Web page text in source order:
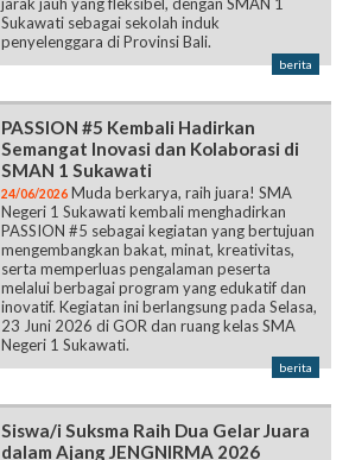
Sukawati sebagai sekolah induk
penyelenggara di Provinsi Bali.
berita
PASSION #5 Kembali Hadirkan
Semangat Inovasi dan Kolaborasi di
SMAN 1 Sukawati
24/06/2026 Muda berkarya, raih juara! SMA
Negeri 1 Sukawati kembali menghadirkan
PASSION #5 sebagai kegiatan yang bertujuan
mengembangkan bakat, minat, kreativitas,
serta memperluas pengalaman peserta
melalui berbagai program yang edukatif dan
inovatif. Kegiatan ini berlangsung pada Selasa,
23 Juni 2026 di GOR dan ruang kelas SMA
Negeri 1 Sukawati.
berita
Siswa/i Suksma Raih Dua Gelar Juara
dalam Ajang JENGNIRMA 2026